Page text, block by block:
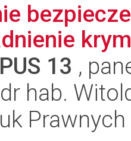
13 ,
hab.
Prawnych